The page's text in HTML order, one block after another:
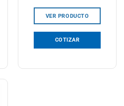
VER PRODUCTO
COTIZAR